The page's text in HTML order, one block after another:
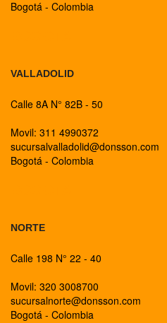
Bogotá - Colombia
VALLADOLID
Calle 8A N° 82B - 50
Movil: 311 4990372
sucursalvalladolid@donsson.com
Bogotá - Colombia
NORTE
Calle 198 N° 22 - 40
Movil: 320 3008700
sucursalnorte@donsson.com
Bogotá - Colombia